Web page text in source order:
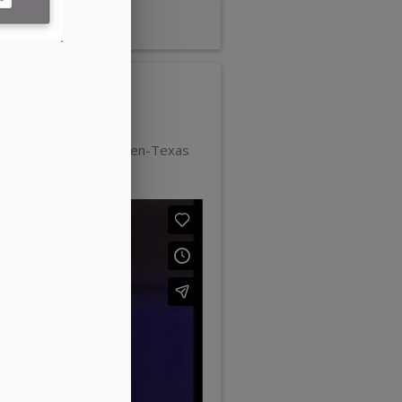
(España).
"Semilla". En McAllen-Texas